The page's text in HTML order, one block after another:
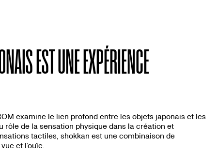
EST UNE EXPÉRIENCE
examine le lien profond entre les objets japonais et les
de la sensation physique dans la création et
tactiles, shokkan est une combinaison de
et l’ouïe.